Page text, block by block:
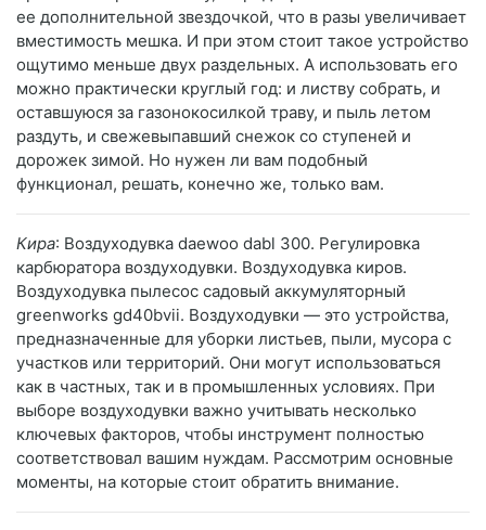
ее дополнительной звездочкой, что в разы увеличивает
вместимость мешка. И при этом стоит такое устройство
ощутимо меньше двух раздельных. А использовать его
можно практически круглый год: и листву собрать, и
оставшуюся за газонокосилкой траву, и пыль летом
раздуть, и свежевыпавший снежок со ступеней и
дорожек зимой. Но нужен ли вам подобный
функционал, решать, конечно же, только вам.
Кира: Воздуходувка daewoo dabl 300. Регулировка
карбюратора воздуходувки. Воздуходувка киров.
Воздуходувка пылесос садовый аккумуляторный
greenworks gd40bvii. Воздуходувки — это устройства,
предназначенные для уборки листьев, пыли, мусора с
участков или территорий. Они могут использоваться
как в частных, так и в промышленных условиях. При
выборе воздуходувки важно учитывать несколько
ключевых факторов, чтобы инструмент полностью
соответствовал вашим нуждам. Рассмотрим основные
моменты, на которые стоит обратить внимание.